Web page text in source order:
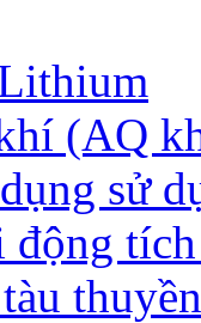
(AQ
sử
thuyền